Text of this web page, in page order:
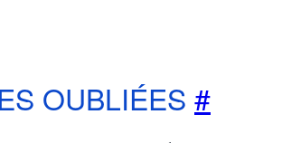
OUBLIÉES #